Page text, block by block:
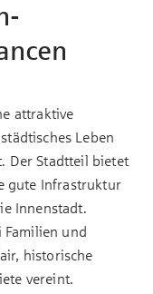
attraktive
Leben
Der Stadtteil bietet
gute Infrastruktur
Innenstadt.
Familien und
historische
vereint.